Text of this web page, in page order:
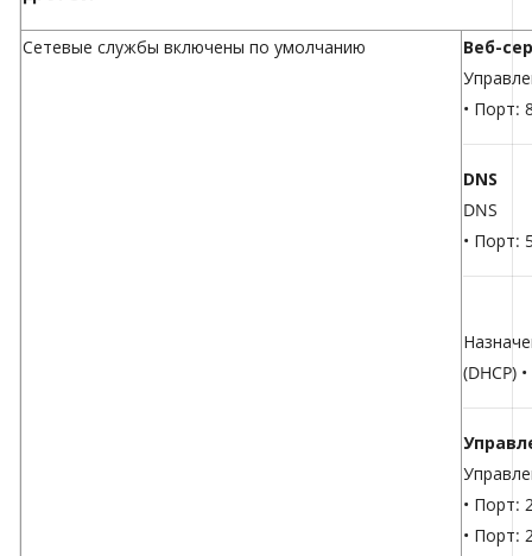
Сетевые службы включены по умолчанию
Веб-
• Порт:
DNS
DNS
• Порт:
(DHCP)
• Порт:
• Порт: